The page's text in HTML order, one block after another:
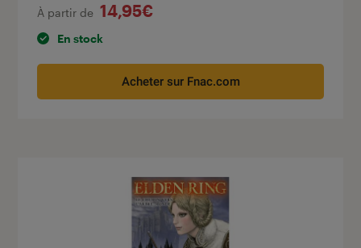
À partir de 14,95€
En stock
Acheter sur Fnac.com